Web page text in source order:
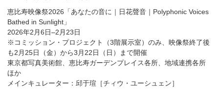
恵比寿映像祭2026「あなたの音に｜日花聲音｜Polyphonic Voices
Bathed in Sunlight」
2026年2月6日–2月23日
※コミッション・プロジェクト（3階展示室）のみ、映像祭終了後
も2月25日（金）から3月22日（日）まで開催
東京都写真美術館、恵比寿ガーデンプレイス各所、地域連携各所
ほか
メインキュレーター：邱于瑄［チィウ・ユーシュェン］